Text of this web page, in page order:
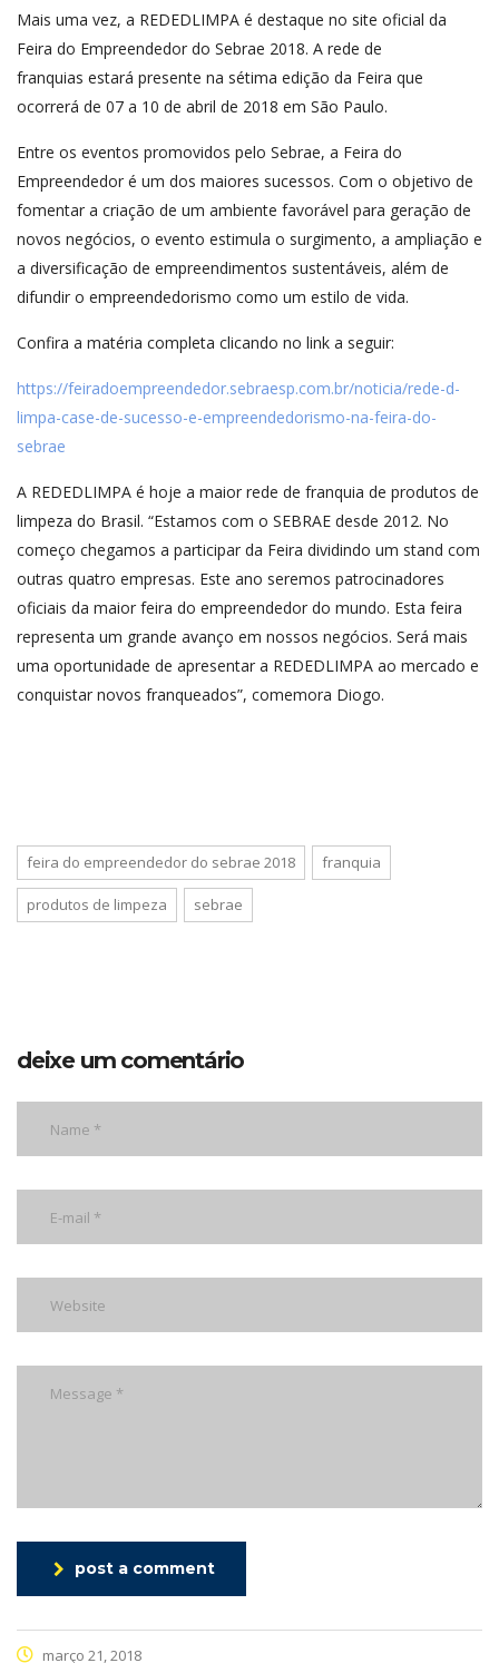
Mais uma vez, a REDEDLIMPA é destaque no site oficial da
Feira do Empreendedor do Sebrae 2018. A rede de
franquias estará presente na sétima edição da Feira que
ocorrerá de 07 a 10 de abril de 2018 em São Paulo.
Entre os eventos promovidos pelo Sebrae, a Feira do
Empreendedor é um dos maiores sucessos. Com o objetivo de
fomentar a criação de um ambiente favorável para geração de
novos negócios, o evento estimula o surgimento, a ampliação e
a diversificação de empreendimentos sustentáveis, além de
difundir o empreendedorismo como um estilo de vida.
Confira a matéria completa clicando no link a seguir:
https://feiradoempreendedor.sebraesp.com.br/noticia/rede-d-
limpa-case-de-sucesso-e-empreendedorismo-na-feira-do-
sebrae
A REDEDLIMPA é hoje a maior rede de franquia de produtos de
limpeza do Brasil. “Estamos com o SEBRAE desde 2012. No
começo chegamos a participar da Feira dividindo um stand com
outras quatro empresas. Este ano seremos patrocinadores
oficiais da maior feira do empreendedor do mundo. Esta feira
representa um grande avanço em nossos negócios. Será mais
uma oportunidade de apresentar a REDEDLIMPA ao mercado e
conquistar novos franqueados”, comemora Diogo.
feira do empreendedor do sebrae 2018 franquia
produtos de limpeza sebrae
deixe um comentário
post a comment
março 21, 2018